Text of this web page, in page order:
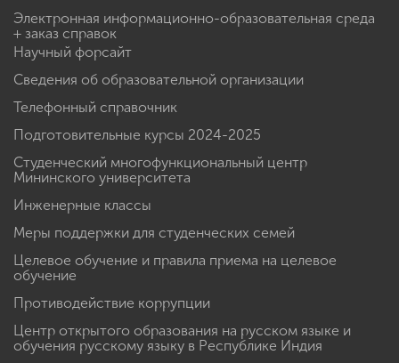
Электронная информационно-образовательная среда
+ заказ справок
Научный форсайт
Сведения об образовательной организации
Телефонный справочник
Подготовительные курсы 2024-2025
Студенческий многофункциональный центр
Мининского университета
Инженерные классы
Меры поддержки для студенческих семей
Целевое обучение и правила приема на целевое
обучение
Противодействие коррупции
Центр открытого образования на русском языке и
обучения русскому языку в Республике Индия